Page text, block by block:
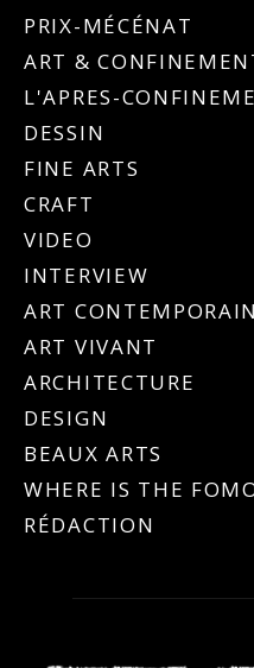
PRIX-MÉCÉNAT
ART &
L'APRES-
DESSIN
FINE ARTS
CRAFT
VIDEO
INTERVIEW
ART CONTEMPORAIN
ART VIVANT
ARCHITECTURE
DESIGN
BEAUX ARTS
WHERE IS THE
RÉDACTION